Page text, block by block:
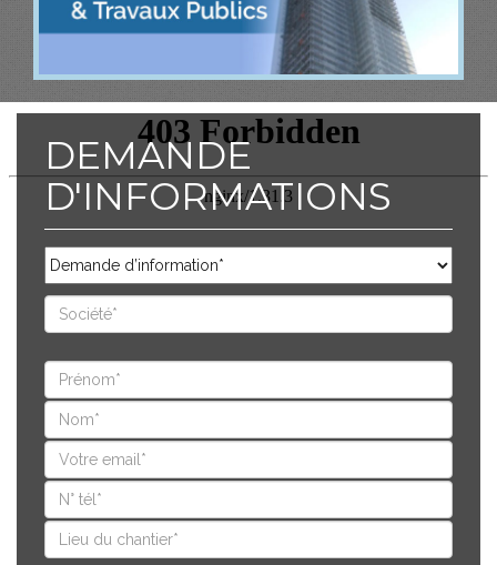
DEMANDE
D'INFORMATIONS